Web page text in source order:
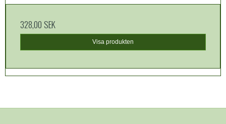
328,00 SEK
Visa produkten